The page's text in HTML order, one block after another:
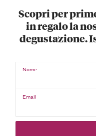
Scopri per
in regalo la
degustazione.
Nome
Email